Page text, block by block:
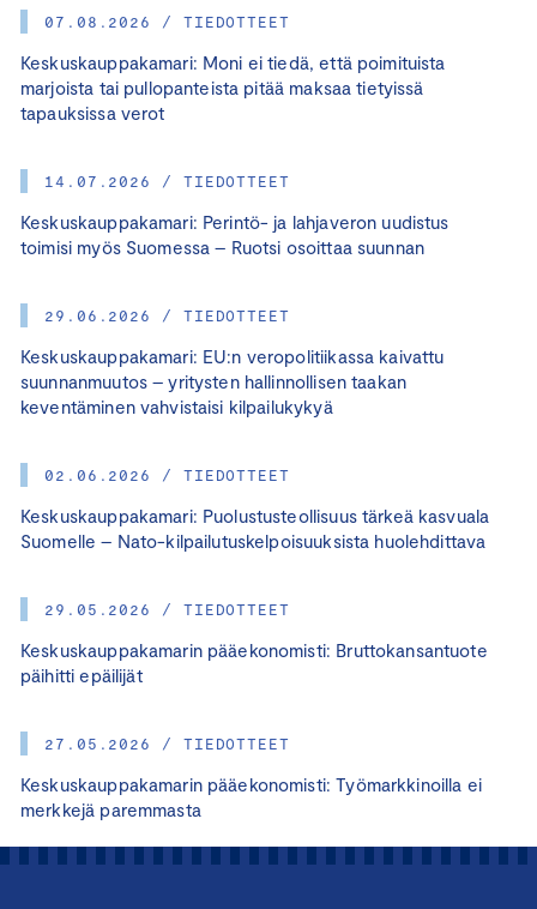
07.08.2026 / TIEDOTTEET
Keskuskauppakamari: Moni ei tiedä, että poimituista
marjoista tai pullopanteista pitää maksaa tietyissä
tapauksissa verot
14.07.2026 / TIEDOTTEET
Keskuskauppakamari: Perintö- ja lahjaveron uudistus
toimisi myös Suomessa – Ruotsi osoittaa suunnan
29.06.2026 / TIEDOTTEET
Keskuskauppakamari: EU:n veropolitiikassa kaivattu
suunnanmuutos – yritysten hallinnollisen taakan
keventäminen vahvistaisi kilpailukykyä
02.06.2026 / TIEDOTTEET
Keskuskauppakamari: Puolustusteollisuus tärkeä kasvuala
Suomelle – Nato-kilpailutuskelpoisuuksista huolehdittava
29.05.2026 / TIEDOTTEET
Keskuskauppakamarin pääekonomisti: Bruttokansantuote
päihitti epäilijät
27.05.2026 / TIEDOTTEET
Keskuskauppakamarin pääekonomisti: Työmarkkinoilla ei
merkkejä paremmasta